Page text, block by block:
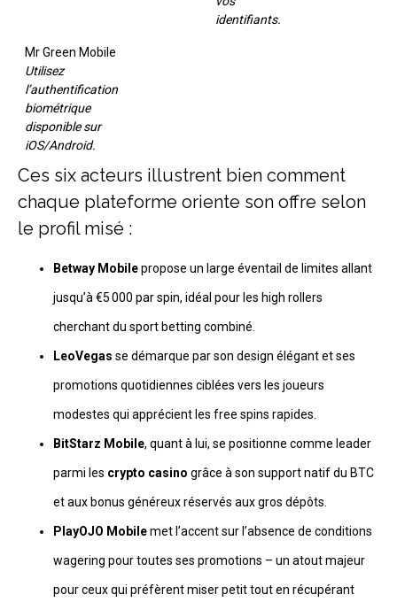
identifiants.
Mr Green Mobile
Utilisez
l’authentification
biométrique
disponible sur
iOS/Android.
Ces six acteurs illustrent bien comment
chaque plateforme oriente son offre selon
le profil misé :
Betway Mobilepropose un large éventail de limites allant
jusqu’à €5 000 par spin, idéal pour les high rollers
cherchant du sport betting combiné.
LeoVegas se démarque par son design élégant et ses
promotions quotidiennes ciblées vers les joueurs
modestes qui apprécient les free spins rapides.
BitStarz Mobile, quant à lui, se positionne comme leader
parmi les crypto casino grâce à son support natif du BTC
et aux bonus généreux réservés aux gros dépôts.
PlayOJO Mobilemet l’accent sur l’absence de conditions
wagering pour toutes ses promotions – un atout majeur
pour ceux qui préfèrent miser petit tout en récupérant